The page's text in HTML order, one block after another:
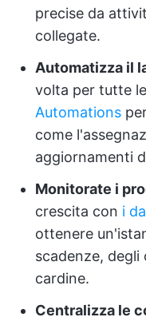
precise da
collegate.
Automatizza il
volta per tutte
Automations
come
aggiornamenti
Monitorate i
crescita con i
ottenere
scadenze,
cardine.
Centralizza le